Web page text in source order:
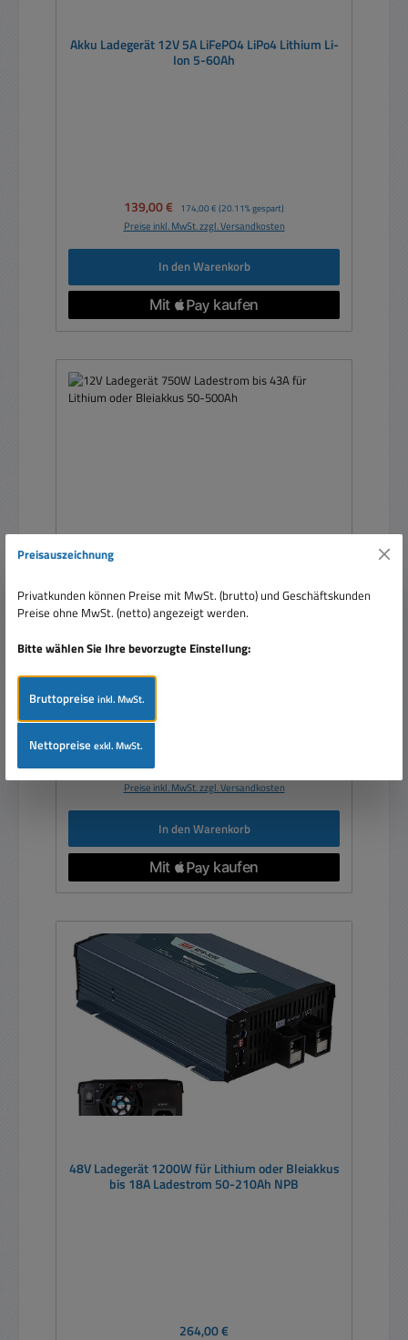
Akku Ladegerät 12V 5A LiFePO4 LiPo4 Lithium Li-
Ion 5-60Ah
Verkaufspreis:
139,00 € Regulärer Preis:
174,00 € (20.11% gespart)
Preise inkl. MwSt. zzgl. Versandkosten
In den Warenkorb
12V Ladegerät 750W Ladestrom bis 43A für
Lithium oder Bleiakkus 50-500Ah
Preise inkl. MwSt. zzgl. Versandkosten
In den Warenkorb
48V Ladegerät 1200W für Lithium oder Bleiakkus
bis 18A Ladestrom 50-210Ah NPB
Regulärer Preis:
264,00 €
Preisauszeichnung
Privatkunden können Preise mit MwSt. (brutto) und Geschäftskunden
Preise ohne MwSt. (netto) angezeigt werden.
Bitte wählen Sie Ihre bevorzugte Einstellung:
Bruttopreiseinkl. MwSt.
Nettopreiseexkl. MwSt.